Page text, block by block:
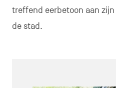
treffend eerbetoon aan
de stad.